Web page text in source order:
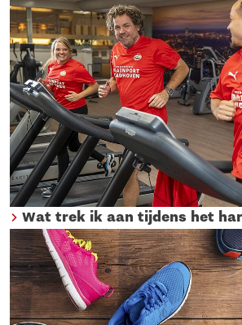
Wat trek ik aan tijdens het